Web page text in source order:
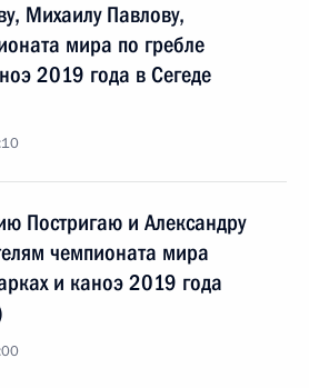
Михаилу Павлову,
мира по гребле
2019 года в Сегеде
Постригаю и Александру
чемпионата мира
и каноэ 2019 года